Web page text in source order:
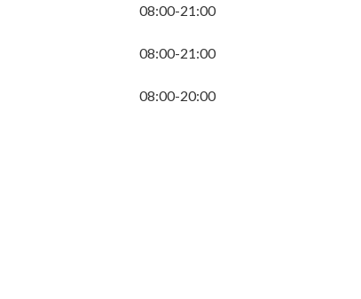
08:00-21:00
08:00-21:00
08:00-20:00